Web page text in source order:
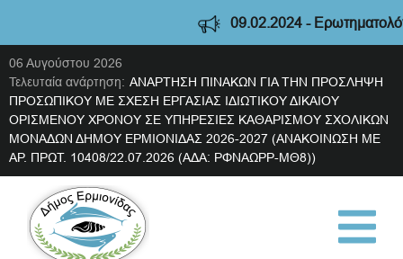
09.02.2024 - Ερωτηματολόγιο
06 Αυγούστου 2026
Τελευταία ανάρτηση: ΑΝΑΡΤΗΣΗ ΠΙΝΑΚΩΝ ΓΙΑ ΤΗΝ ΠΡΟΣΛΗΨΗ
ΠΡΟΣΩΠΙΚΟΥ ΜΕ ΣΧΕΣΗ ΕΡΓΑΣΙΑΣ ΙΔΙΩΤΙΚΟΥ ΔΙΚΑΙΟΥ
ΟΡΙΣΜΕΝΟΥ ΧΡΟΝΟΥ ΣΕ ΥΠΗΡΕΣΙΕΣ ΚΑΘΑΡΙΣΜΟΥ ΣΧΟΛΙΚΩΝ
ΜΟΝΑΔΩΝ ΔΗΜΟΥ ΕΡΜΙΟΝΙΔΑΣ 2026-2027 (ΑΝΑΚΟΙΝΩΣΗ ΜΕ
ΑΡ. ΠΡΩΤ. 10408/22.07.2026 (ΑΔΑ: ΡΦΝΑΩΡΡ-ΜΘ8))